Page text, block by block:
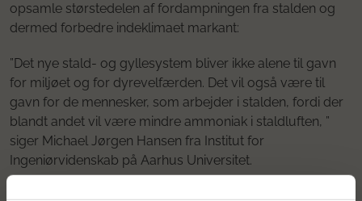
opsamle størstedelen af fordampningen fra stalden og
dermed forbedre indeklimaet markant:
”Det nye stald- og gyllesystem bliver ikke alene til gavn
for miljøet og for dyrevelfærden. Det vil også være til
gavn for de mennesker, som arbejder i stalden, fordi der
blandt andet vil være mindre ammoniak i staldluften, ”
siger Michael Jørgen Hansen fra Institut for
Ingeniørvidenskab på Aarhus Universitet.